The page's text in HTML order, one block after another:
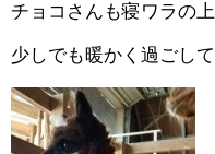
チョコさんも寝ワラの
少しでも暖かく過ごし